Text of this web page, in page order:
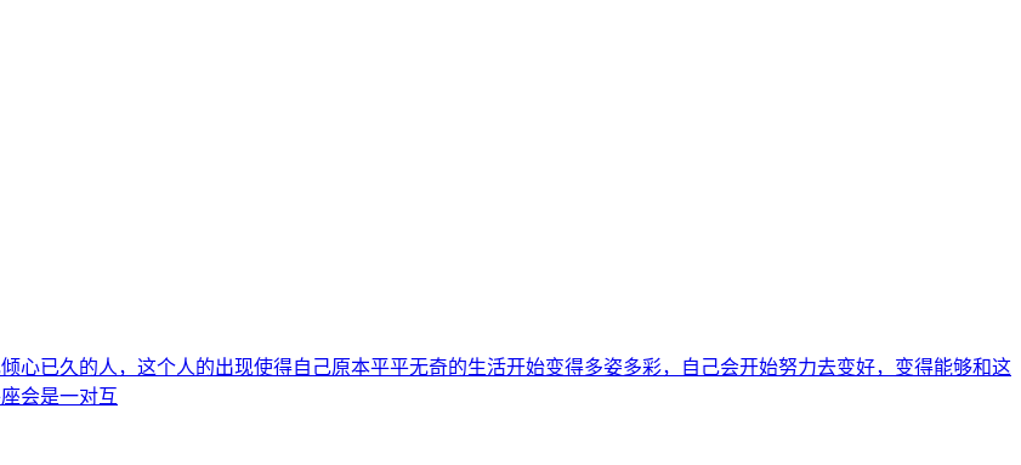
心已久的人，这个人的出现使得自己原本平平无奇的生活开始变得多姿多彩，自己会开始努力去变好，变得能够和这
会是一对互